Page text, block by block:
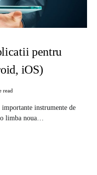
pentru
iOS)
read
instrumente de
limba noua…